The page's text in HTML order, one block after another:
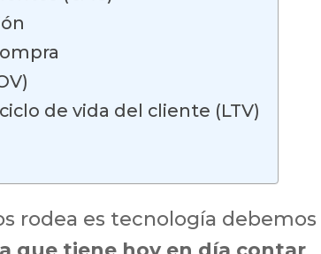
de vida del cliente (LTV)
rodea es tecnología debemos